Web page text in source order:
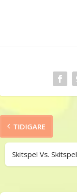
TIDIGARE
Skitspel Vs. Skitspel